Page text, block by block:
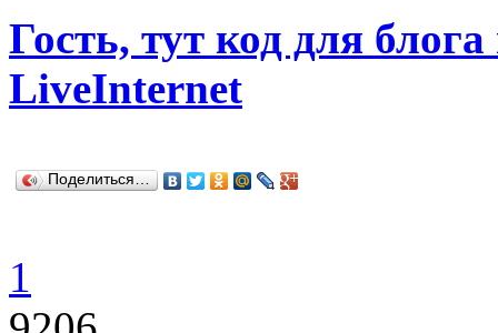
Гость, тут код для
LiveInternet
Поделиться…
1